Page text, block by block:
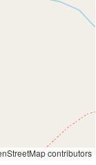
contributors